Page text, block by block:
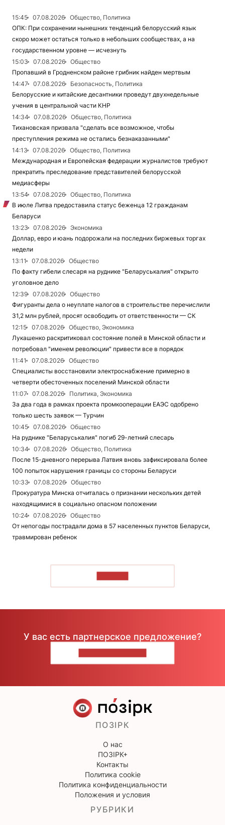
15:45 07.08.2026
Общество, Политика
ОПК: При сохранении нынешних тенденций белорусский язык
скоро может остаться только в небольших сообществах, а на
государственном уровне — исчезнуть
15:03
07.08.2026
Общество
Пропавший в Гродненском районе грибник найден мертвым
14:47
07.08.2026
Безопасность, Политика
Белорусские и китайские десантники проведут двухнедельные
учения в центральной части КНР
14:34
07.08.2026
Общество, Политика
Тихановская призвала "сделать все возможное, чтобы
преступления режима не остались безнаказанными"
14:13
07.08.2026
Общество, Политика
Международная и Европейская федерации журналистов требуют
прекратить преследование представителей белорусской
медиасферы
13:54
07.08.2026
Общество, Политика
В июле Литва предоставила статус беженца 12 гражданам
Беларуси
13:23
07.08.2026
Экономика
Доллар, евро и юань подорожали на последних биржевых торгах
недели
13:11
07.08.2026
Общество
По факту гибели слесаря на руднике "Беларуськалия" открыто
уголовное дело
12:39
07.08.2026
Общество
Фигуранты дела о неуплате налогов в строительстве перечислили
31,2 млн рублей, просят освободить от ответственности — СК
12:15
07.08.2026
Общество, Экономика
Лукашенко раскритиковал состояние полей в Минской области и
потребовал "именем революции" привести все в порядок
11:41
07.08.2026
Общество
Специалисты восстановили электроснабжение примерно в
четверти обесточенных поселений Минской области
11:07
07.08.2026
Политика, Экономика
За два года в рамках проекта промкооперации ЕАЭС одобрено
только шесть заявок — Турчин
10:45
07.08.2026
Общество
На руднике "Беларуськалия" погиб 29-летний слесарь
10:34
07.08.2026
Общество, Политика
После 15-дневного перерыва Латвия вновь зафиксировала более
100 попыток нарушения границы со стороны Беларуси
10:33
07.08.2026
Общество
Прокуратура Минска отчиталась о признании нескольких детей
находящимися в социально опасном положении
10:24
07.08.2026
Общество
От непогоды пострадали дома в 57 населенных пунктов Беларуси,
травмирован ребенок
У вас есть партнерское предложение?
ПОЗІРК
О нас
ПОЗІРК+
Контакты
Политика cookie
Политика конфиденциальности
Положения и условия
РУБРИКИ